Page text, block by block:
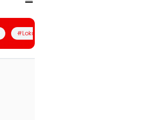
#LokalBerdaya